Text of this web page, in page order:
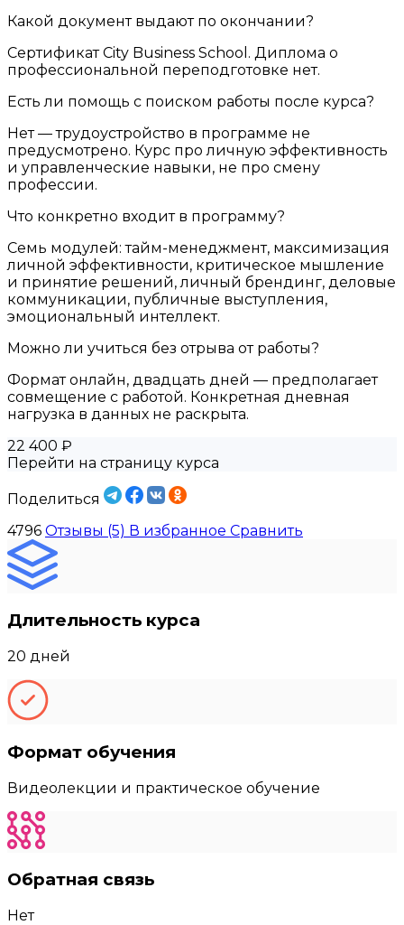
Какой документ выдают по окончании?
Сертификат City Business School. Диплома о
профессиональной переподготовке нет.
Есть ли помощь с поиском работы после курса?
Нет — трудоустройство в программе не
предусмотрено. Курс про личную эффективность
и управленческие навыки, не про смену
профессии.
Что конкретно входит в программу?
Семь модулей: тайм-менеджмент, максимизация
личной эффективности, критическое мышление
и принятие решений, личный брендинг, деловые
коммуникации, публичные выступления,
эмоциональный интеллект.
Можно ли учиться без отрыва от работы?
Формат онлайн, двадцать дней — предполагает
совмещение с работой. Конкретная дневная
нагрузка в данных не раскрыта.
22 400 ₽
Перейти на страницу курса
Поделиться
4796 Отзывы (5) В избранное Сравнить
Длительность курса
20 дней
Формат обучения
Видеолекции и практическое обучение
Обратная связь
Нет